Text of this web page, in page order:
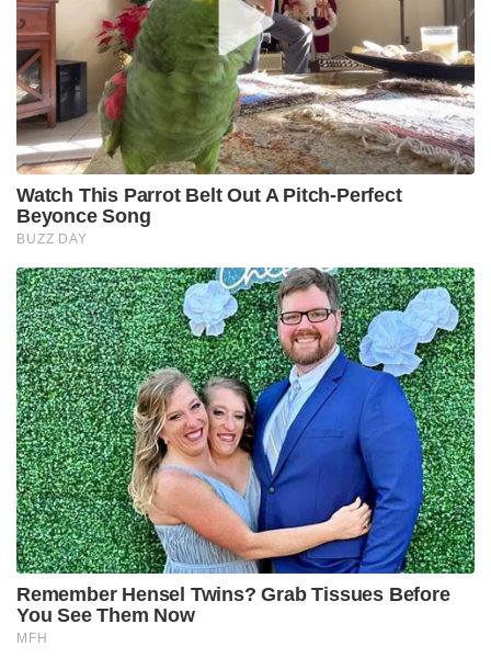
Watch This Parrot Belt Out A Pitch-Perfect
Beyonce Song
BUZZ DAY
Remember Hensel Twins? Grab Tissues Before
You See Them Now
MFH